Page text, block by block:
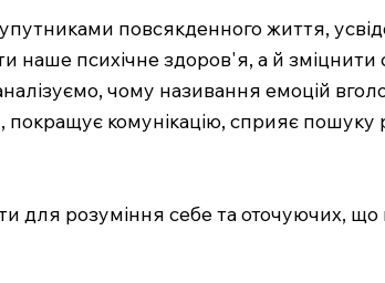
повсякденного життя,
наше психічне здоров'я, а й
чому називання емоцій
покращує комунікацію, сприяє
для розуміння себе та оточуючих,